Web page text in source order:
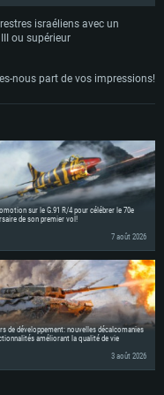
israéliens avec un
ou supérieur
nous part de vos impressions!
sur le G.91 R/4 pour célébrer le 70e
de son premier vol!
7 août 2026
de développement: nouvelles décalcomanies
améliorant la qualité de vie
3 août 2026